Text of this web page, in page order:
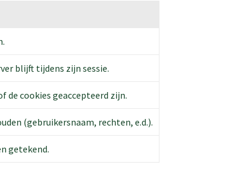
blijft tijdens zijn sessie.
de cookies geaccepteerd zijn.
(gebruikersnaam, rechten, e.d.).
getekend.